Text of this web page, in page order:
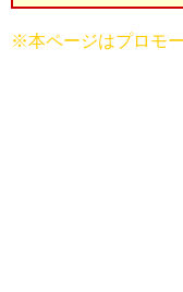
※本ページはプロモ